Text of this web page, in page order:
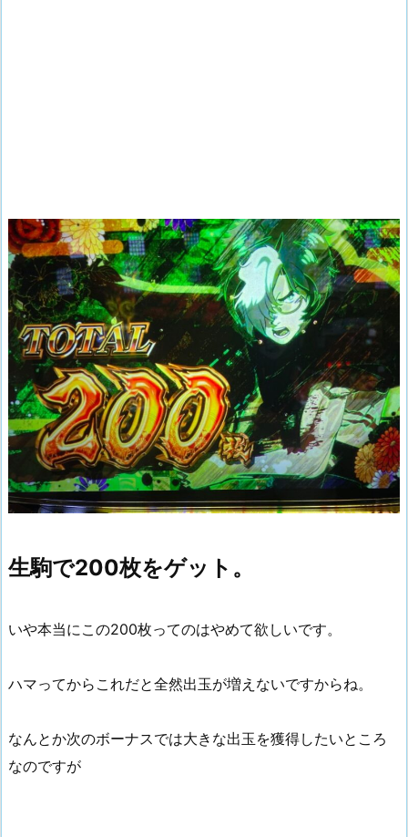
生駒で200枚をゲット。
いや本当にこの200枚ってのはやめて欲しいです。
ハマってからこれだと全然出玉が増えないですからね。
なんとか次のボーナスでは大きな出玉を獲得したいところ
なのですが